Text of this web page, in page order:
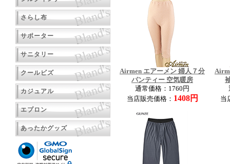
さらし布
サポーター
サニタリー
クールビズ
カジュアル
エプロン
あったかグッズ
Airmen エアーメン 婦人７分
パンティー 空気暖房
通常価格：1760円
当店販売価格： 1408円
当